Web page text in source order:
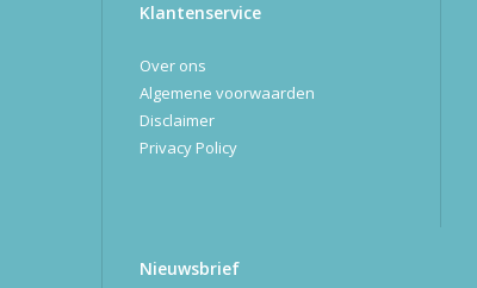
Klantenservice
Over ons
Algemene voorwaarden
Disclaimer
Privacy Policy
Nieuwsbrief